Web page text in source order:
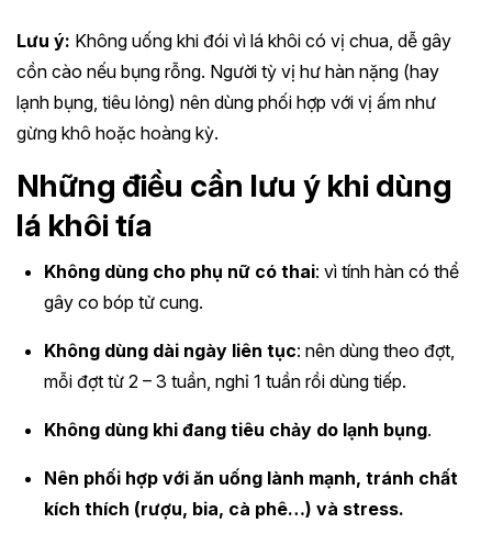
Lưu ý: Không uống khi đói vì lá khôi có vị chua, dễ gây
cồn cào nếu bụng rỗng. Người tỳ vị hư hàn nặng (hay
lạnh bụng, tiêu lỏng) nên dùng phối hợp với vị ấm như
gừng khô hoặc hoàng kỳ.
Những điều cần lưu ý khi dùng
lá khôi tía
Không dùng cho phụ nữ có thai: vì tính hàn có thể
gây co bóp tử cung.
Không dùng dài ngày liên tục: nên dùng theo đợt,
mỗi đợt từ 2 – 3 tuần, nghỉ 1 tuần rồi dùng tiếp.
Không dùng khi đang tiêu chảy do lạnh bụng.
Nên phối hợp với ăn uống lành mạnh, tránh chất
kích thích (rượu, bia, cà phê…) và stress.